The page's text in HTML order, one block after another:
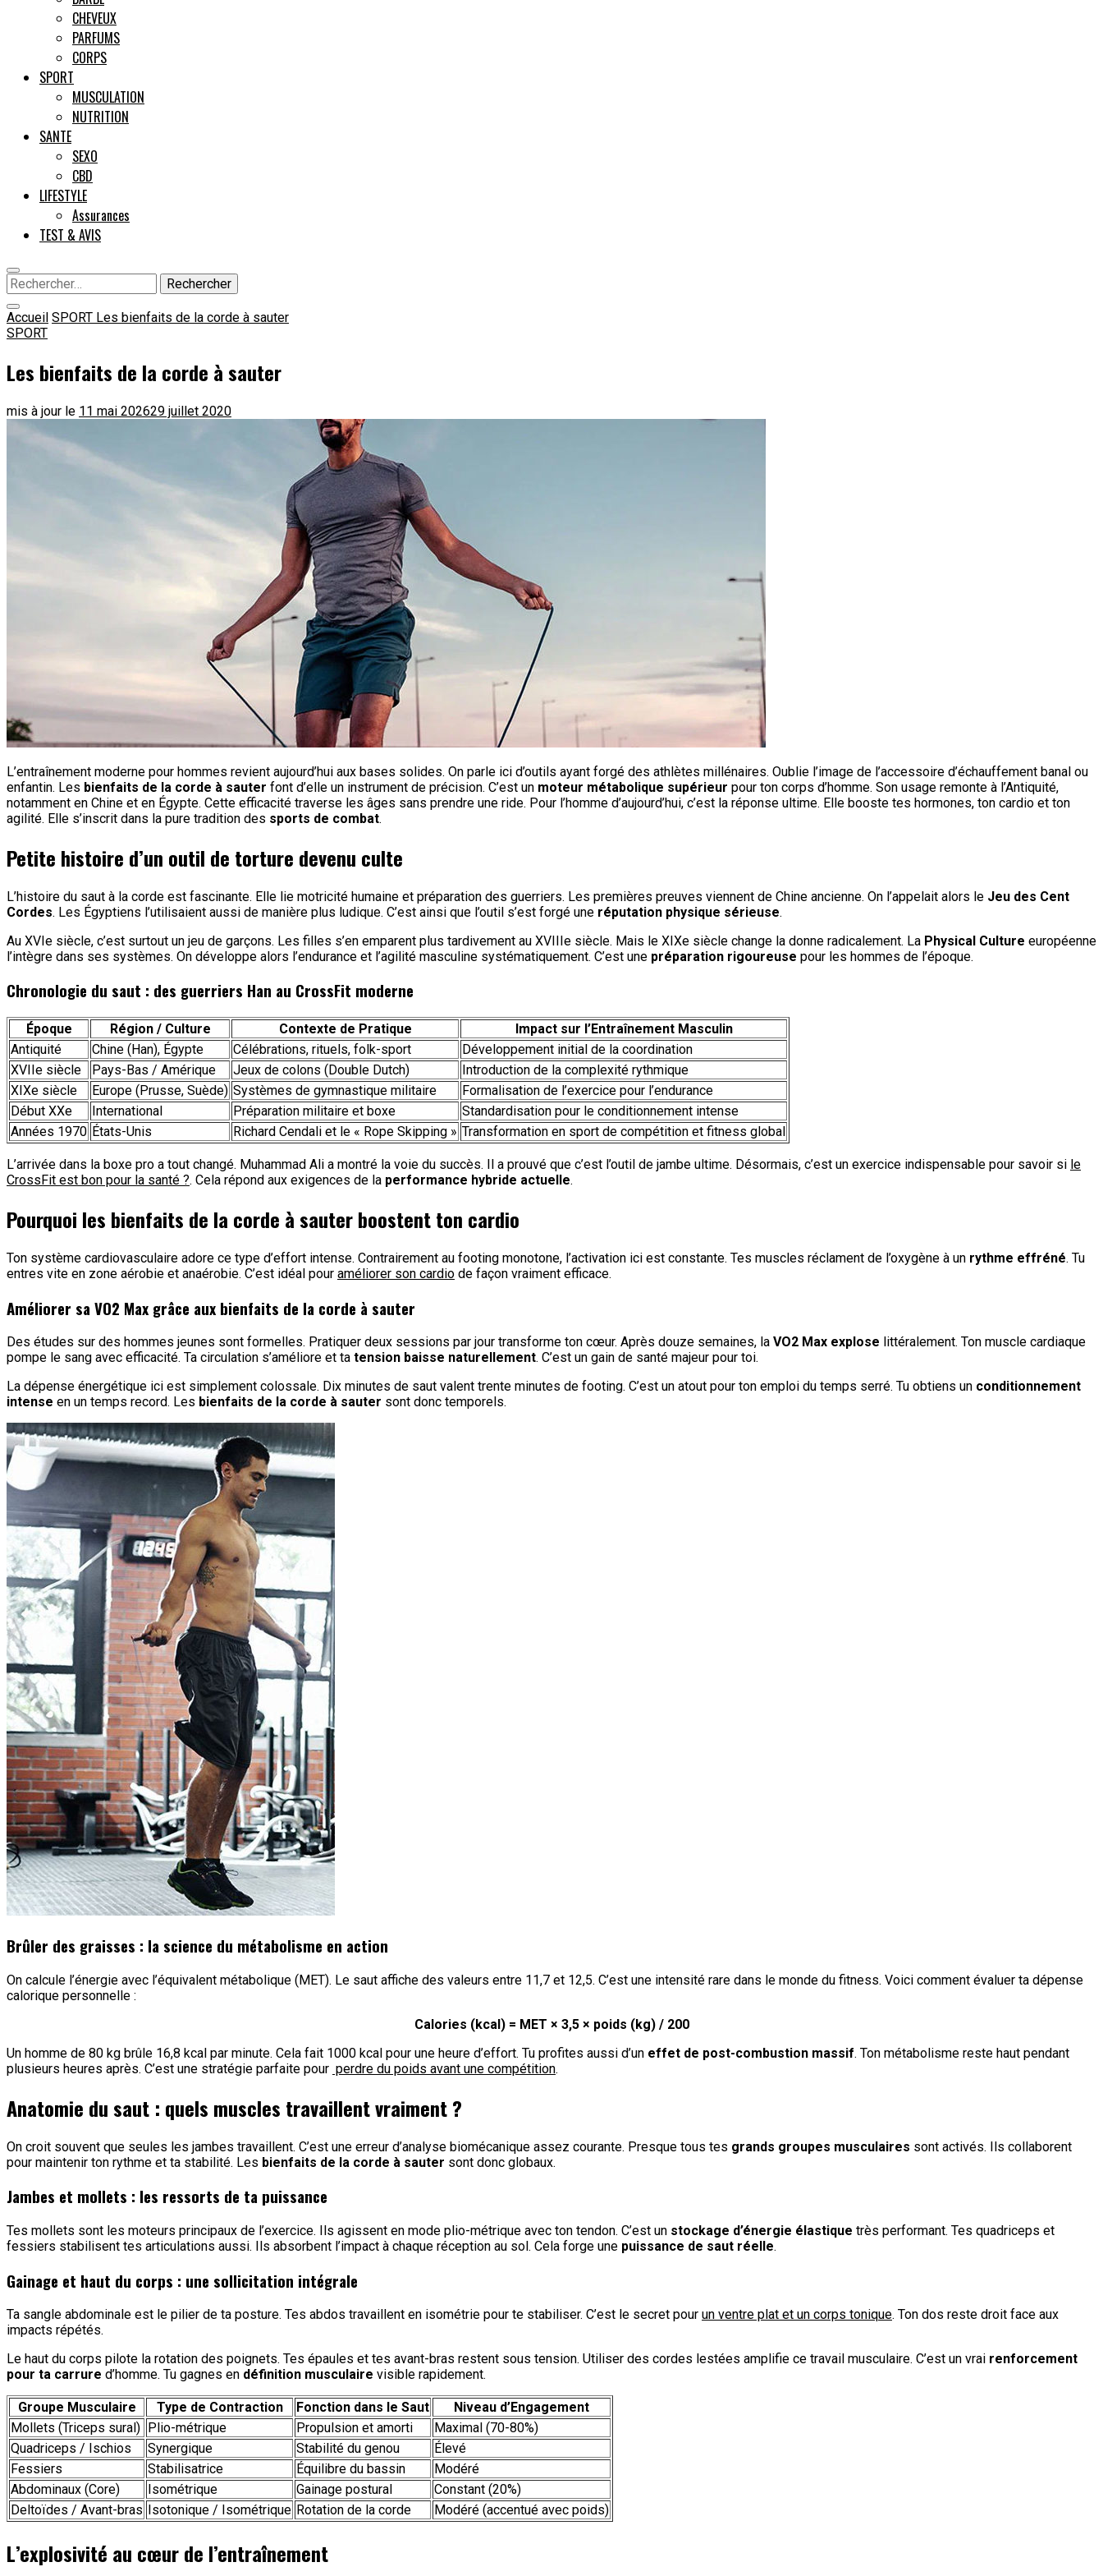
CHEVEUX
PARFUMS
CORPS
SPORT
MUSCULATION
NUTRITION
SANTE
SEXO
CBD
LIFESTYLE
Assurances
TEST & AVIS
Rechercher :
Accueil SPORT Les bienfaits de la corde à sauter
SPORT
Les bienfaits de la corde à sauter
mis à jour le 11 mai 202629 juillet 2020
L’entraînement moderne pour hommes revient aujourd’hui aux bases solides. On parle ici d’outils ayant forgé des athlètes millénaires. Oublie l’image de l’accessoire d’échauffement banal ou
enfantin. Les bienfaits de la corde à sauter font d’elle un instrument de précision. C’est un moteur métabolique supérieur pour ton corps d’homme. Son usage remonte à l’Antiquité,
notamment en Chine et en Égypte. Cette efficacité traverse les âges sans prendre une ride. Pour l’homme d’aujourd’hui, c’est la réponse ultime. Elle booste tes hormones, ton cardio et ton
agilité. Elle s’inscrit dans la pure tradition des sports de combat.
Petite histoire d’un outil de torture devenu culte
L’histoire du saut à la corde est fascinante. Elle lie motricité humaine et préparation des guerriers. Les premières preuves viennent de Chine ancienne. On l’appelait alors le Jeu des Cent
Cordes. Les Égyptiens l’utilisaient aussi de manière plus ludique. C’est ainsi que l’outil s’est forgé une réputation physique sérieuse.
Au XVIe siècle, c’est surtout un jeu de garçons. Les filles s’en emparent plus tardivement au XVIIIe siècle. Mais le XIXe siècle change la donne radicalement. La Physical Culture européenne
l’intègre dans ses systèmes. On développe alors l’endurance et l’agilité masculine systématiquement. C’est une préparation rigoureuse pour les hommes de l’époque.
Chronologie du saut : des guerriers Han au CrossFit moderne
Époque Région / Culture Contexte de Pratique
Impact sur l’Entraînement Masculin
Antiquité
Chine (Han), Égypte Célébrations, rituels, folk-sport
Développement initial de la coordination
XVIIe siècle
Pays-Bas / Amérique Jeux de colons (Double Dutch)
Introduction de la complexité rythmique
XIXe siècle
Europe (Prusse, Suède) Systèmes de gymnastique militaire
Formalisation de l’exercice pour l’endurance
Début XXe
International Préparation militaire et boxe
Standardisation pour le conditionnement intense
Années 1970 États-Unis Richard Cendali et le « Rope Skipping » Transformation en sport de compétition et fitness global
L’arrivée dans la boxe pro a tout changé. Muhammad Ali a montré la voie du succès. Il a prouvé que c’est l’outil de jambe ultime. Désormais, c’est un exercice indispensable pour savoir si le
CrossFit est bon pour la santé ?. Cela répond aux exigences de la performance hybride actuelle.
Pourquoi les bienfaits de la corde à sauter boostent ton cardio
Ton système cardiovasculaire adore ce type d’effort intense. Contrairement au footing monotone, l’activation ici est constante. Tes muscles réclament de l’oxygène à un rythme effréné. Tu
entres vite en zone aérobie et anaérobie. C’est idéal pour améliorer son cardio de façon vraiment efficace.
Améliorer sa VO2 Max grâce aux bienfaits de la corde à sauter
Des études sur des hommes jeunes sont formelles. Pratiquer deux sessions par jour transforme ton cœur. Après douze semaines, la VO2 Max explose littéralement. Ton muscle cardiaque
pompe le sang avec efficacité. Ta circulation s’améliore et ta tension baisse naturellement. C’est un gain de santé majeur pour toi.
La dépense énergétique ici est simplement colossale. Dix minutes de saut valent trente minutes de footing. C’est un atout pour ton emploi du temps serré. Tu obtiens un conditionnement
intense en un temps record. Les bienfaits de la corde à sauter sont donc temporels.
Brûler des graisses : la science du métabolisme en action
On calcule l’énergie avec l’équivalent métabolique (MET). Le saut affiche des valeurs entre 11,7 et 12,5. C’est une intensité rare dans le monde du fitness. Voici comment évaluer ta dépense
calorique personnelle :
Calories (kcal) = MET × 3,5 × poids (kg) / 200
Un homme de 80 kg brûle 16,8 kcal par minute. Cela fait 1000 kcal pour une heure d’effort. Tu profites aussi d’un effet de post-combustion massif. Ton métabolisme reste haut pendant
plusieurs heures après. C’est une stratégie parfaite pour perdre du poids avant une compétition.
Anatomie du saut : quels muscles travaillent vraiment ?
On croit souvent que seules les jambes travaillent. C’est une erreur d’analyse biomécanique assez courante. Presque tous tes grands groupes musculaires sont activés. Ils collaborent
pour maintenir ton rythme et ta stabilité. Les bienfaits de la corde à sauter sont donc globaux.
Jambes et mollets : les ressorts de ta puissance
Tes mollets sont les moteurs principaux de l’exercice. Ils agissent en mode plio-métrique avec ton tendon. C’est un stockage d’énergie élastique très performant. Tes quadriceps et
fessiers stabilisent tes articulations aussi. Ils absorbent l’impact à chaque réception au sol. Cela forge une puissance de saut réelle.
Gainage et haut du corps : une sollicitation intégrale
Ta sangle abdominale est le pilier de ta posture. Tes abdos travaillent en isométrie pour te stabiliser. C’est le secret pour un ventre plat et un corps tonique. Ton dos reste droit face aux
impacts répétés.
Le haut du corps pilote la rotation des poignets. Tes épaules et tes avant-bras restent sous tension. Utiliser des cordes lestées amplifie ce travail musculaire. C’est un vrai renforcement
pour ta carrure d’homme. Tu gagnes en définition musculaire visible rapidement.
Groupe Musculaire Type de Contraction Fonction dans le Saut
Niveau d’Engagement
Mollets (Triceps sural)
Plio-métrique Propulsion et amorti
Maximal (70-80%)
Quadriceps / Ischios
Synergique Stabilité du genou
Élevé
Fessiers
Stabilisatrice Équilibre du bassin
Modéré
Abdominaux (Core)
Isométrique Gainage postural
Constant (20%)
Deltoïdes / Avant-bras
Isotonique / Isométrique Rotation de la corde Modéré (accentué avec poids)
L’explosivité au cœur de l’entraînement